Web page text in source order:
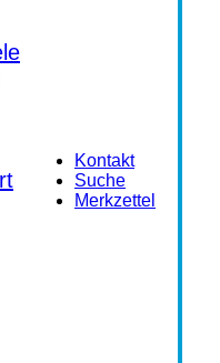
Kontakt
Suche
Merkzettel